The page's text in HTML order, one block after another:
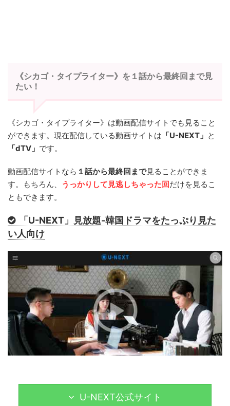
《シカゴ・タイプライター》を１話から最終回まで見
たい！
《シカゴ・タイプライター》は動画配信サイトでも見ること
ができます。現在配信している動画サイトは 「U-NEXT」 と
「dTV」 です。
動画配信サイトなら １話から最終回まで見ることができま
す。もちろん、
うっかりして見逃しちゃった回だけを見るこ
ともできます。
「U-NEXT」見放題-韓国ドラマをたっぷり見た
い人向け
U-NEXT公式サイト